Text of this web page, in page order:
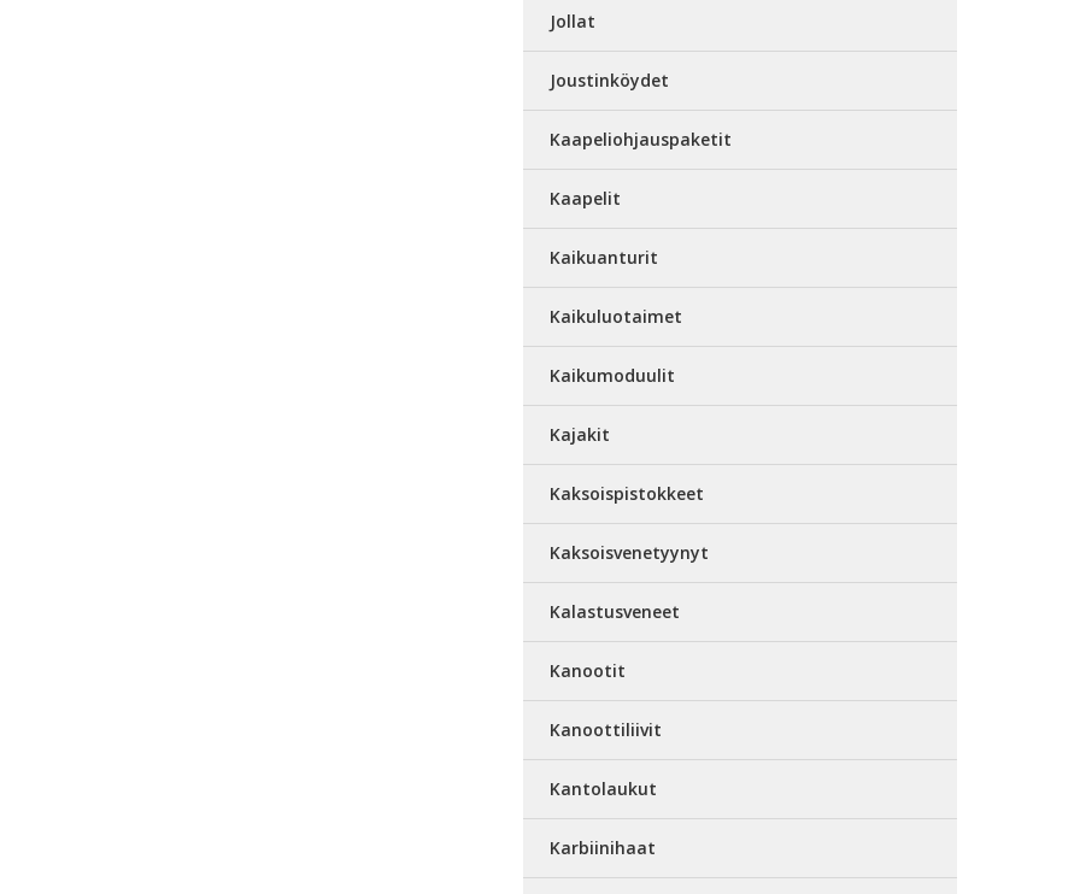
Jollat
Joustinköydet
Kaapeliohjauspaketit
Kaapelit
Kaikuanturit
Kaikuluotaimet
Kaikumoduulit
Kajakit
Kaksoispistokkeet
Kaksoisvenetyynyt
Kalastusveneet
Kanootit
Kanoottiliivit
Kantolaukut
Karbiinihaat